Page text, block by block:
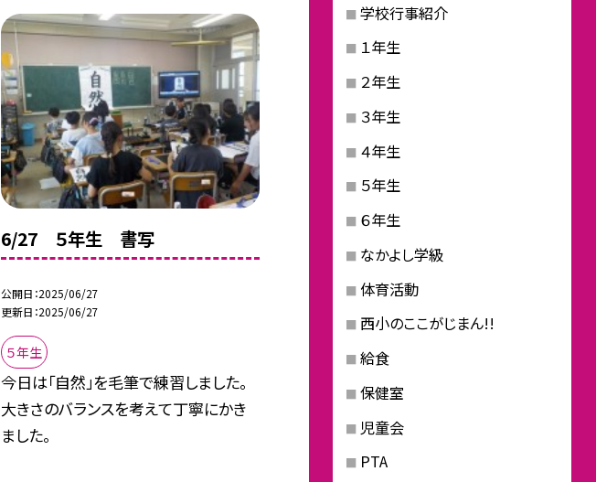
6/27 ５年生 書写
公開日 2025/06/27
更新日 2025/06/27
５年生
今日は「自然」を毛筆で練習しました。
大きさのバランスを考えて丁寧にかき
ました。
学校行事紹介
１年生
２年生
３年生
４年生
５年生
６年生
なかよし学級
体育活動
西小のここがじまん!!
給食
保健室
児童会
PTA